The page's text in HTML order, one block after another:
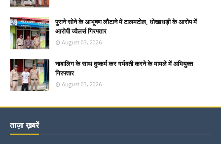
पुराने सोने के आभूषण लौटाने में टालमटोल, धोखाधड़ी के आरोप में
आरोपी ज्वैलर्स गिरफ्तार
August 03, 2026
नाबालिग के साथ दुष्कर्म कर गर्भवती करने के मामले में अभियुक्त
गिरफ्तार
August 03, 2026
ताज़ा ख़बरें